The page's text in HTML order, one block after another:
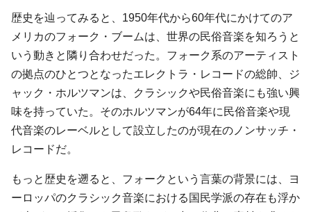
歴史を辿ってみると、1950年代から60年代にかけてのア
メリカのフォーク・ブームは、世界の民俗音楽を知ろうと
いう動きと隣り合わせだった。フォーク系のアーティスト
の拠点のひとつとなったエレクトラ・レコードの総帥、ジ
ャック・ホルツマンは、クラシックや民俗音楽にも強い興
味を持っていた。そのホルツマンが64年に民俗音楽や現
代音楽のレーベルとして設立したのが現在のノンサッチ・
レコードだ。
もっと歴史を遡ると、フォークという言葉の背景には、ヨ
ーロッパのクラシック音楽における国民学派の存在も浮か